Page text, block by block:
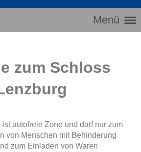
Menü
zum Schloss
autofreie Zone und darf nur zum
von Menschen mit Behinderung
zum Einladen von Waren